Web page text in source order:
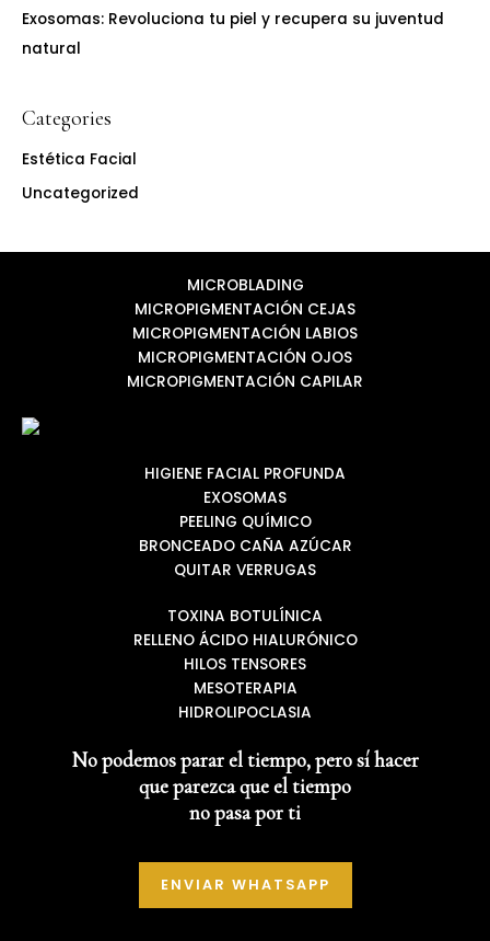
Exosomas: Revoluciona tu piel y recupera su juventud
natural
Categories
Estética Facial
Uncategorized
MICROBLADING
MICROPIGMENTACIÓN CEJAS
MICROPIGMENTACIÓN LABIOS
MICROPIGMENTACIÓN OJOS
MICROPIGMENTACIÓN CAPILAR
HIGIENE FACIAL PROFUNDA
EXOSOMAS
PEELING QUÍMICO
BRONCEADO CAÑA AZÚCAR
QUITAR VERRUGAS
TOXINA BOTULÍNICA
RELLENO ÁCIDO HIALURÓNICO
HILOS TENSORES
MESOTERAPIA
HIDROLIPOCLASIA
No podemos parar el tiempo, pero sí hacer
que parezca que el tiempo
no pasa por ti
ENVIAR WHATSAPP